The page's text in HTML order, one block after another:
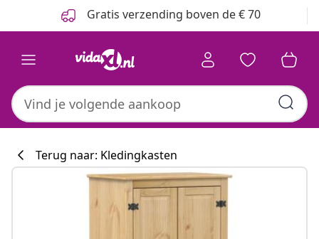
Gratis verzending boven de € 70
Terug naar: Kledingkasten